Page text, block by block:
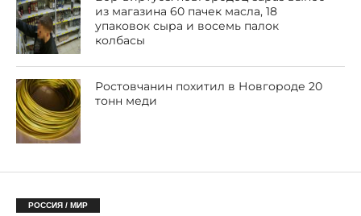
из магазина 60 пачек масла, 18
упаковок сыра и восемь палок
колбасы
Ростовчанин похитил в Новгороде 20
тонн меди
РОССИЯ / МИР